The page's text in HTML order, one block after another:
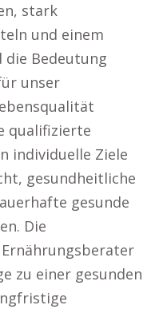
stark
und einem
Bedeutung
unser
qualifizierte
individuelle Ziele
gesundheitliche
gesunde
Die
zu einer gesunden